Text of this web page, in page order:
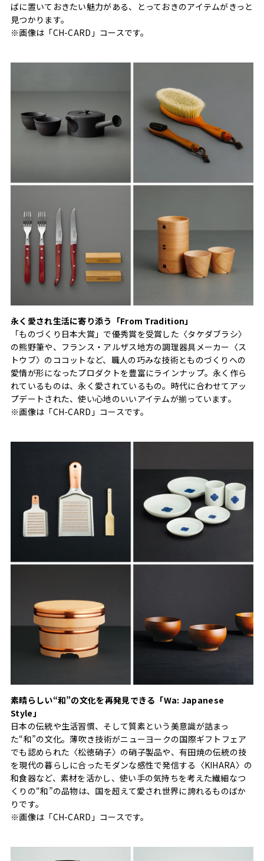
ばに置いておきたい魅力がある、とっておきのアイテムがきっと
見つかります。
※画像は「CH-CARD」コースです。
永く愛され生活に寄り添う「From Tradition」
「ものづくり日本大賞」で優秀賞を受賞した〈タケダブラシ〉
の熊野筆や、フランス・アルザス地方の調理器具メーカー〈ス
トウブ〉のココットなど、職人の巧みな技術とものづくりへの
愛情が形になったプロダクトを豊富にラインナップ。永く作ら
れているものは、永く愛されているもの。時代に合わせてアッ
プデートされた、使い心地のいいアイテムが揃っています。
※画像は「CH-CARD」コースです。
素晴らしい“和”の文化を再発見できる「Wa: Japanese
Style」
日本の伝統や生活習慣、そして質素という美意識が詰まっ
た“和”の文化。薄吹き技術がニューヨークの国際ギフトフェア
でも認められた〈松徳硝子〉の硝子製品や、有田焼の伝統の技
を現代の暮らしに合ったモダンな感性で発信する〈KIHARA〉の
和食器など、素材を活かし、使い手の気持ちを考えた繊細なつ
くりの“和”の品物は、国を超えて愛され世界に誇れるものばか
りです。
※画像は「CH-CARD」コースです。